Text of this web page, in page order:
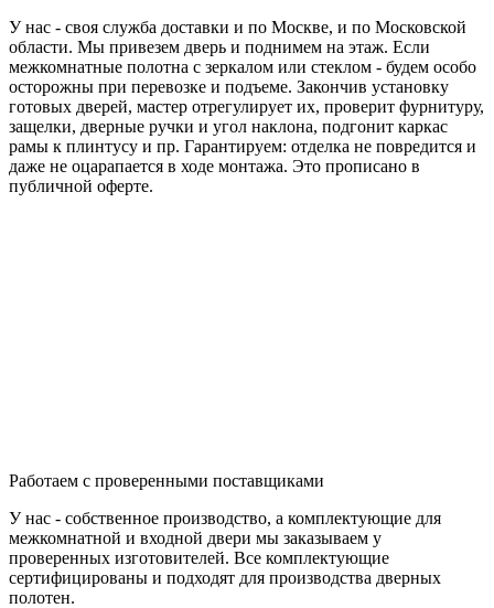
У нас - своя служба доставки и по Москве, и по Московской
области. Мы привезем дверь и поднимем на этаж. Если
межкомнатные полотна с зеркалом или стеклом - будем особо
осторожны при перевозке и подъеме. Закончив установку
готовых дверей, мастер отрегулирует их, проверит фурнитуру,
защелки, дверные ручки и угол наклона, подгонит каркас
рамы к плинтусу и пр. Гарантируем: отделка не повредится и
даже не оцарапается в ходе монтажа. Это прописано в
публичной оферте.
Работаем с проверенными поставщиками
У нас - собственное производство, а комплектующие для
межкомнатной и входной двери мы заказываем у
проверенных изготовителей. Все комплектующие
сертифицированы и подходят для производства дверных
полотен.